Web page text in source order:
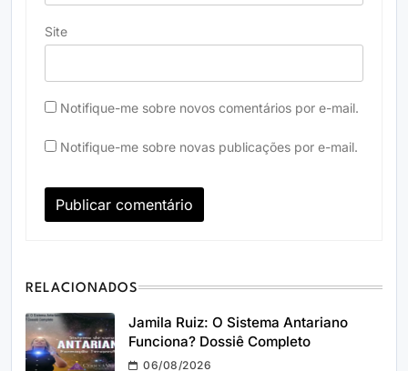
Site
Notifique-me sobre novos comentários por e-mail.
Notifique-me sobre novas publicações por e-mail.
RELACIONADOS
Jamila Ruiz: O Sistema Antariano
Funciona? Dossiê Completo
06/08/2026